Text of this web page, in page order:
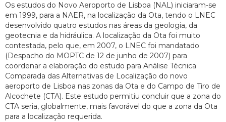
Os estudos do Novo Aeroporto de Lisboa (NAL) iniciaram-se
em 1999, para a NAER, na localização da Ota, tendo o LNEC
desenvolvido quatro estudos nas áreas da geologia, da
geotecnia e da hidráulica. A localização da Ota foi muito
contestada, pelo que, em 2007, o LNEC foi mandatado
(Despacho do MOPTC de 12 de junho de 2007) para
coordenar a elaboração do estudo para Análise Técnica
Comparada das Alternativas de Localização do novo
aeroporto de Lisboa nas zonas da Ota e do Campo de Tiro de
Alcochete (CTA). Este estudo permitiu concluir que a zona do
CTA seria, globalmente, mais favorável do que a zona da Ota
para a localização requerida.